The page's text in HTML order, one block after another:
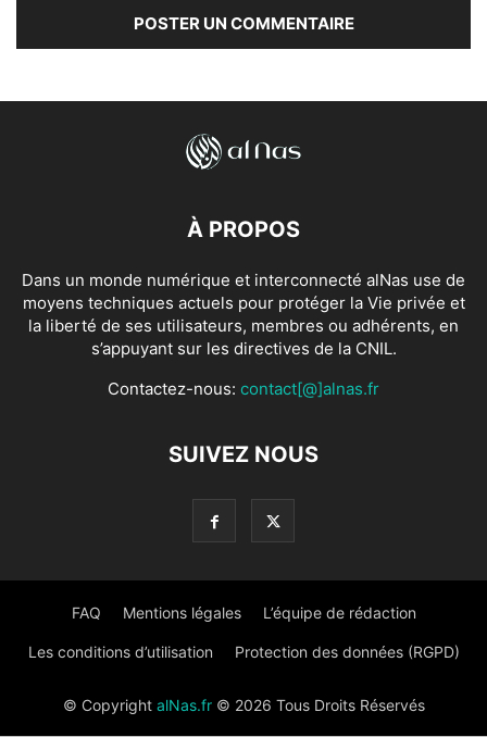
À PROPOS
Dans un monde numérique et interconnecté alNas use de
moyens techniques actuels pour protéger la Vie privée et
la liberté de ses utilisateurs, membres ou adhérents, en
s’appuyant sur les directives de la CNIL.
Contactez-nous: contact[@]alnas.fr
SUIVEZ NOUS
FAQ Mentions légales L’équipe de rédaction
Les conditions d’utilisation Protection des données (RGPD)
© Copyright alNas.fr© 2026 Tous Droits Réservés